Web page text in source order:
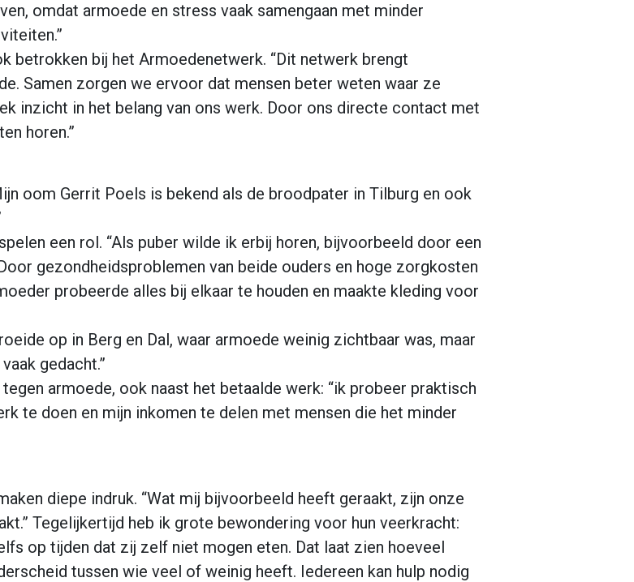
omdat armoede en stress vaak samengaan met minder
betrokken bij het Armoedenetwerk. “Dit netwerk brengt
Samen zorgen we ervoor dat mensen beter weten waar ze
inzicht in het belang van ons werk. Door ons directe contact met
horen.”
oom Gerrit Poels is bekend als de broodpater in Tilburg en ook
een rol. “Als puber wilde ik erbij horen, bijvoorbeeld door een
gezondheidsproblemen van beide ouders en hoge zorgkosten
probeerde alles bij elkaar te houden en maakte kleding voor
op in Berg en Dal, waar armoede weinig zichtbaar was, maar
gedacht.”
armoede, ook naast het betaalde werk: “ik probeer praktisch
te doen en mijn inkomen te delen met mensen die het minder
diepe indruk. “Wat mij bijvoorbeeld heeft geraakt, zijn onze
Tegelijkertijd heb ik grote bewondering voor hun veerkracht:
op tijden dat zij zelf niet mogen eten. Dat laat zien hoeveel
tussen wie veel of weinig heeft. Iedereen kan hulp nodig